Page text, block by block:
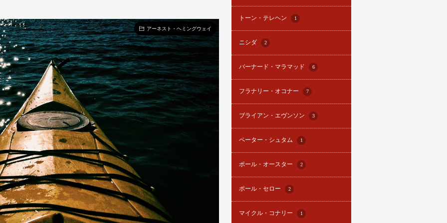
アーネスト・ヘミングウェイ
トーン・テレヘン 1
ニシダ 2
バーナード・マラマッド 6
フラナリー・オコナー 7
ブライアン・エヴンソン 3
ペーター・シュタム 1
ポール・オースター 2
ポール・セロー 2
マイクル・コナリー 1